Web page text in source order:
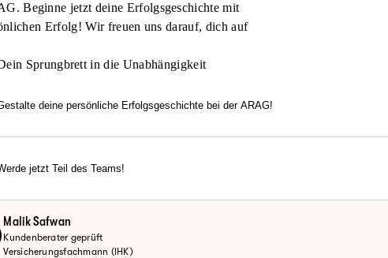
Beginne jetzt deine Erfolgsgeschichte mit
Erfolg! Wir freuen uns darauf, dich auf
Sprungbrett in die Unabhängigkeit
deine persönliche Erfolgsgeschichte bei der ARAG!
jetzt Teil des Teams!
Jetzt mehr erfahren
Malik Safwan
Kundenberater geprüft
Versicherungsfachmann (IHK)